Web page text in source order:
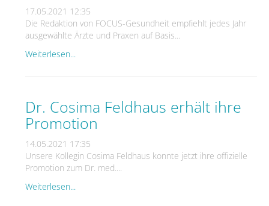
17.05.2021 12:35
Die Redaktion von FOCUS-Gesundheit empfiehlt jedes Jahr
ausgewählte Ärzte und Praxen auf Basis...
Weiterlesen...
Dr. Cosima Feldhaus erhält ihre
Promotion
14.05.2021 17:35
Unsere Kollegin Cosima Feldhaus konnte jetzt ihre offizielle
Promotion zum Dr. med....
Weiterlesen...